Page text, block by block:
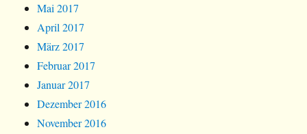
Mai 2017
April 2017
März 2017
Februar 2017
Januar 2017
Dezember 2016
November 2016